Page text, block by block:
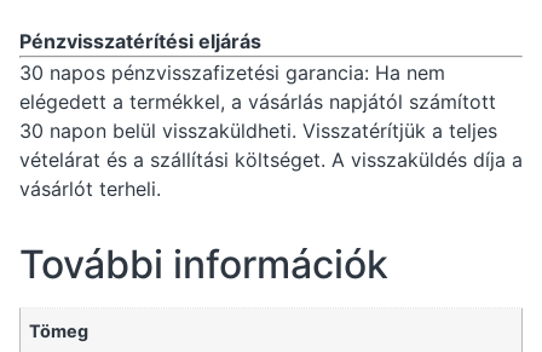
Pénzvisszatérítési eljárás
30 napos pénzvisszafizetési garancia: Ha nem
elégedett a termékkel, a vásárlás napjától számított
30 napon belül visszaküldheti. Visszatérítjük a teljes
vételárat és a szállítási költséget. A visszaküldés díja a
vásárlót terheli.
További információk
Tömeg